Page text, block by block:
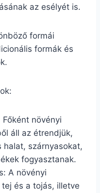
az esélyét is.
formái
formák és
növényi
áll az étrendjük,
halat, szárnyasokat,
fogyasztanak.
A növényi
és a tojás, illetve